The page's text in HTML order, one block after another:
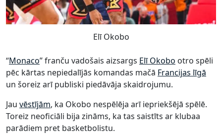
Elī Okobo
“Monaco” franču vadošais aizsargs Elī Okobo otro spēli
pēc kārtas nepiedalījās komandas mačā Francijas līgā
un šoreiz arī publiski piedāvāja skaidrojumu.
Jau vēstījām, ka Okobo nespēlēja arī iepriekšējā spēlē.
Toreiz neoficiāli bija zināms, ka tas saistīts ar klubaa
parādiem pret basketbolistu.